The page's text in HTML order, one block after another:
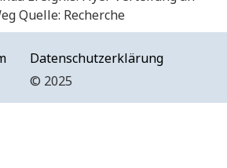
Quelle: Recherche
Datenschutzerklärung
©️ 2025